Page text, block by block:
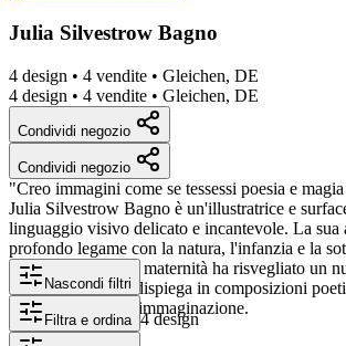
Julia Silvestrow Bagno
4 design • 4 vendite • Gleichen, DE
4 design • 4 vendite • Gleichen, DE
Condividi negozio
Condividi negozio
"Creo immagini come se tessessi poesia e
Julia Silvestrow Bagno è un'illustratrice e
linguaggio visivo delicato e incantevole. La sua
profondo legame con la natura, l'infanzia e la
vita quotidiana. La maternità ha risvegliato un
vedere, che ora si dispiega in composizioni
emozioni, colori e immaginazione.
Nascondi filtri
Filtra e ordina 4 design